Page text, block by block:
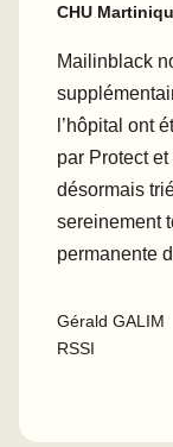
CHU
Mailinblack
l’hôpital ont
par Protect
désormais
sereinement
permanente
Gérald GALIM
RSSI